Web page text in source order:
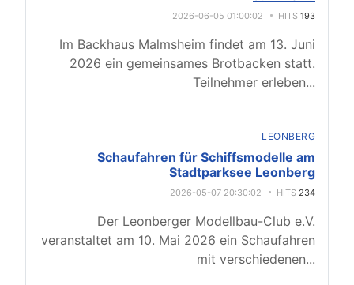
2026-06-05 01:00:02 HITS 193
Im Backhaus Malmsheim findet am 13. Juni
2026 ein gemeinsames Brotbacken statt.
Teilnehmer erleben...
LEONBERG
Schaufahren für Schiffsmodelle am
Stadtparksee Leonberg
2026-05-07 20:30:02 HITS 234
Der Leonberger Modellbau-Club e.V.
veranstaltet am 10. Mai 2026 ein Schaufahren
mit verschiedenen...